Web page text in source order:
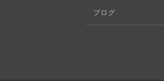
ブログ